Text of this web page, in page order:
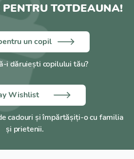
TOTDEAUNA!
un copil
i dăruiești copilului tău?
Wishlist
cadouri și împărtășiți-o cu familia
și prietenii.